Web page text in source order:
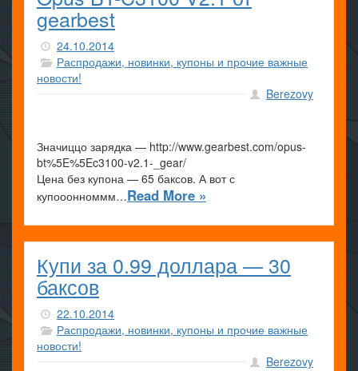
gearbest
24.10.2014
Распродажи, новинки, купоны и прочие важные
новости!
Berezovy
Значиццо зарядка — http://www.gearbest.com/opus-
bt%5E%5Ec3100-v2.1-_gear/
Цена без купона — 65 баксов. А вот с
купооонноммм…Read More »
Купи за 0.99 доллара — 30
баксов
22.10.2014
Распродажи, новинки, купоны и прочие важные
новости!
Berezovy